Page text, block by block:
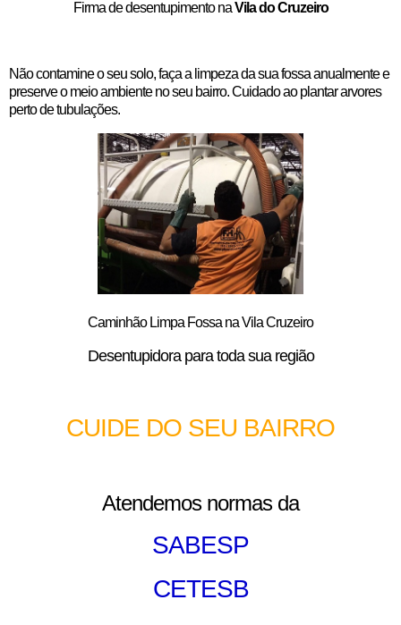
Firma de desentupimento naVila do Cruzeiro
Não contamine o seu solo, faça a limpeza da sua fossa anualmente e
preserve o meio ambiente no seu bairro. Cuidado ao plantar arvores
perto de tubulações.
Caminhão Limpa Fossa na Vila Cruzeiro
Desentupidora para toda sua região
CUIDE DO SEU BAIRRO
Atendemos normas da
SABESP
CETESB